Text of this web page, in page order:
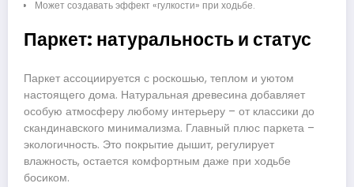
Может создавать эффект «гулкости» при ходьбе.
Паркет: натуральность и статус
Паркет ассоциируется с роскошью, теплом и уютом
настоящего дома. Натуральная древесина добавляет
особую атмосферу любому интерьеру – от классики до
скандинавского минимализма. Главный плюс паркета –
экологичность. Это покрытие дышит, регулирует
влажность, остается комфортным даже при ходьбе
босиком.